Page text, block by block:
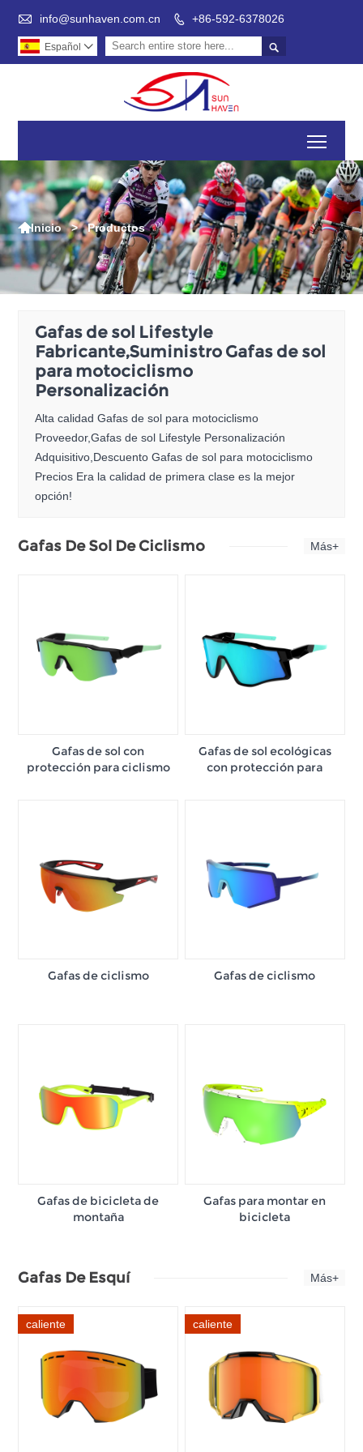
 info@sunhaven.com.cn  +86-592-6378026

Español 
Inicio > Productos
Gafas de sol Lifestyle
Fabricante,Suministro Gafas de sol
para motociclismo
Personalización
Alta calidad Gafas de sol para motociclismo
Proveedor,Gafas de sol Lifestyle Personalización
Adquisitivo,Descuento Gafas de sol para motociclismo
Precios Era la calidad de primera clase es la mejor
opción!
Gafas De Sol De Ciclismo Más+
Gafas de sol con
protección para ciclismo
Gafas de sol ecológicas
con protección para
Gafas de ciclismo Gafas de ciclismo
Gafas de bicicleta de
montaña
Gafas para montar en
bicicleta
Gafas De Esquí Más+
caliente caliente